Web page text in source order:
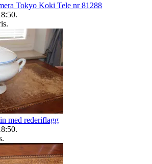
Tokyo Koki Tele nr 81288
.
.
med rederiflagg
.
.